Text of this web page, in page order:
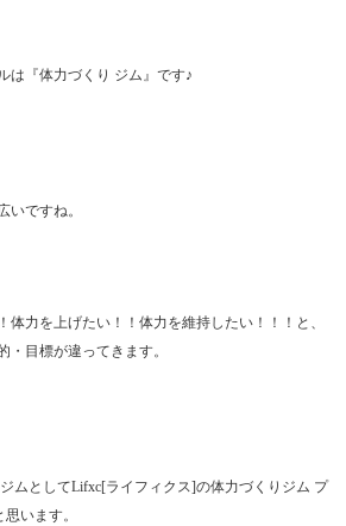
は『体力づくり ジム』です♪
いですね。
体力を上げたい！！体力を維持したい！！！と、
・目標が違ってきます。
ムとしてLifxc[ライフィクス]の体力づくりジム プ
います。